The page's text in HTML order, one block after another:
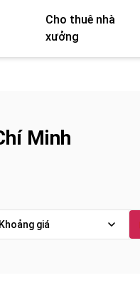
Cho thuê nhà
xưởng
Minh
Khoảng giá